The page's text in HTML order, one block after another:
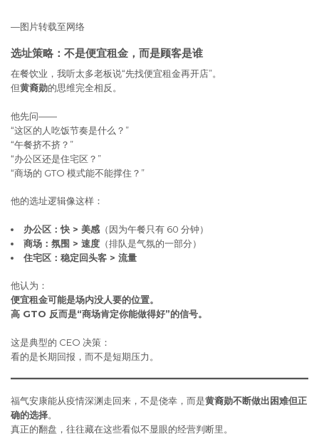
—图片转载至网络
选址策略：不是便宜租金，而是顾客是谁
在餐饮业，我听太多老板说“先找便宜租金再开店”。
但黄裔勋的思维完全相反。
他先问——
“这区的人吃饭节奏是什么？”
“午餐挤不挤？”
“办公区还是住宅区？”
“商场的 GTO 模式能不能撑住？”
他的选址逻辑像这样：
办公区：快 > 美感 （因为午餐只有 60 分钟）
商场：氛围 > 速度 （排队是气氛的一部分）
住宅区：稳定回头客 > 流量
他认为：
便宜租金可能是场内没人要的位置。
高 GTO 反而是“商场肯定你能做得好”的信号。
这是典型的 CEO 决策：
看的是长期回报，而不是短期压力。
福气安康能从疫情深渊走回来，不是侥幸，而是黄裔勋不断做出困难但正
确的选择。
真正的翻盘，往往藏在这些看似不显眼的经营判断里。